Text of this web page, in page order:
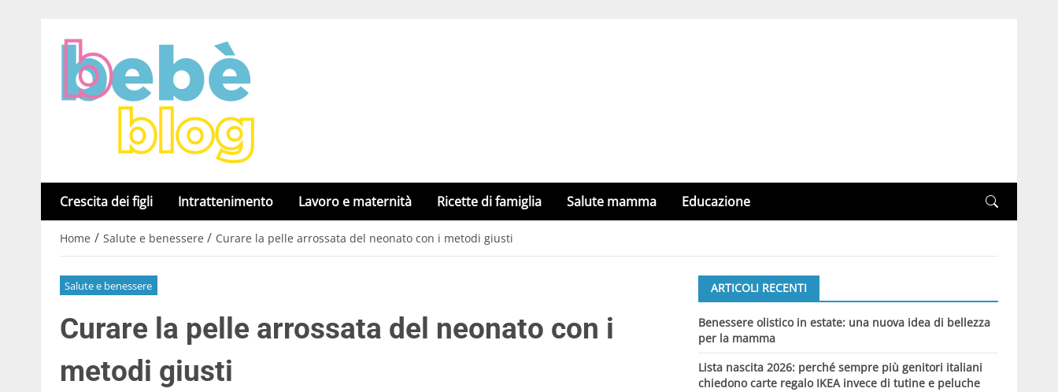
Crescita dei figli Intrattenimento Lavoro e maternità Ricette di famiglia Salute mamma Educazione
Home / Salute e benessere / Curare la pelle arrossata del neonato con i metodi giusti
Salute e benessere
Curare la pelle arrossata del neonato con i
metodi giusti
ARTICOLI RECENTI
Benessere olistico in estate: una nuova idea di bellezza
per la mamma
Lista nascita 2026: perché sempre più genitori italiani
chiedono carte regalo IKEA invece di tutine e peluche